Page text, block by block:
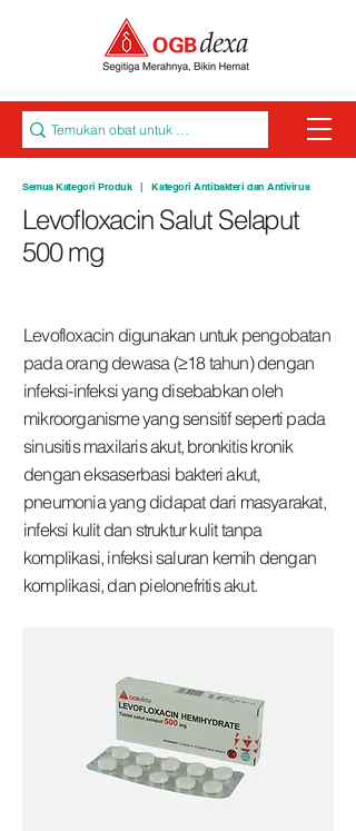
Semua Kategori Produk |Kategori Antibakteri dan Antivirus
Levofloxacin Salut Selaput
500 mg
Levofloxacin digunakan untuk pengobatan
pada orang dewasa (≥18 tahun) dengan
infeksi-infeksi yang disebabkan oleh
mikroorganisme yang sensitif seperti pada
sinusitis maxilaris akut, bronkitis kronik
dengan eksaserbasi bakteri akut,
pneumonia yang didapat dari masyarakat,
infeksi kulit dan struktur kulit tanpa
komplikasi, infeksi saluran kemih dengan
komplikasi, dan pielonefritis akut.